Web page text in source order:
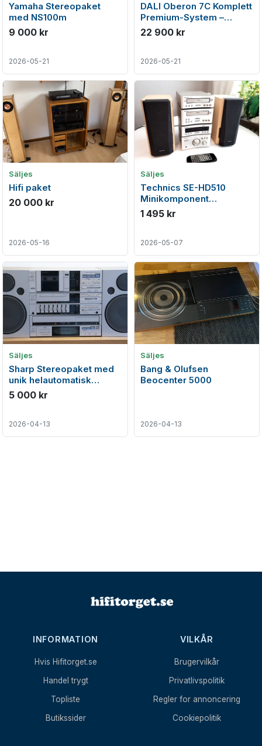
Yamaha Stereopaket
med NS100m
9 000 kr
2026-05-21
DALI Oberon 7C Komplett
Premium-System –
Bluesound / Subwoofer /
Sound Hub
22 900 kr
2026-05-21
Säljes
Hifi paket
20 000 kr
2026-05-16
Säljes
Technics SE-HD510
Minikomponent
Ljudsystem
1 495 kr
2026-05-07
Säljes
Sharp Stereopaket med
unik helautomatisk
skivspelare, kassettdäck
& receiver
5 000 kr
2026-04-13
Säljes
Bang & Olufsen
Beocenter 5000
2026-04-13
INFORMATION
Hvis Hifitorget.se
Handel trygt
Topliste
Butikssider
VILKÅR
Brugervilkår
Privatlivspolitik
Regler for annoncering
Cookiepolitik